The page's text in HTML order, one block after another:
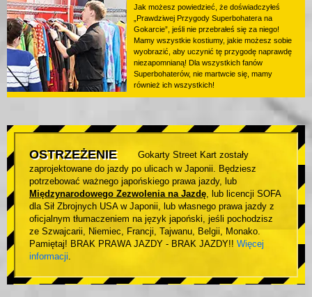
Jak możesz powiedzieć, że doświadczyłeś
„Prawdziwej Przygody Superbohatera na
Gokarcie”, jeśli nie przebrałeś się za niego!
Mamy wszystkie kostiumy, jakie możesz sobie
wyobrazić, aby uczynić tę przygodę naprawdę
niezapomnianą! Dla wszystkich fanów
Superbohaterów, nie martwcie się, mamy
również ich wszystkich!
OSTRZEŻENIE
Gokarty Street Kart zostały
zaprojektowane do jazdy po ulicach w Japonii. Będziesz
potrzebować ważnego japońskiego prawa jazdy, lub
Międzynarodowego Zezwolenia na Jazdę, lub licencji SOFA
dla Sił Zbrojnych USA w Japonii, lub własnego prawa jazdy z
oficjalnym tłumaczeniem na język japoński, jeśli pochodzisz
ze Szwajcarii, Niemiec, Francji, Tajwanu, Belgii, Monako.
Pamiętaj! BRAK PRAWA JAZDY - BRAK JAZDY!! Więcej
informacji.